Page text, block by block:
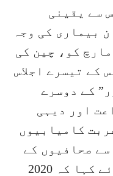
سے یقینی
بیماری کی وجہ
سے غربت کا شکار نہ ہو۔ 8 مارچ کو، چین کی
کے تیسرے اجلاس
کے دوسرے
اور دیہی
کامیابیوں
صحافیوں کے
سوالات کے جوابات دیتے ہوئے کہا کہ 2020